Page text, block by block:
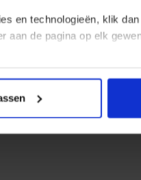
en technologieën, klik dan
aan de pagina op elk